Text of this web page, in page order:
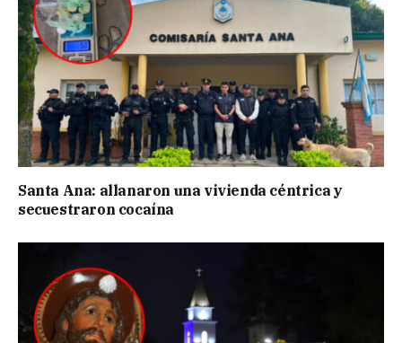
Santa Ana: allanaron una vivienda céntrica y
secuestraron cocaína